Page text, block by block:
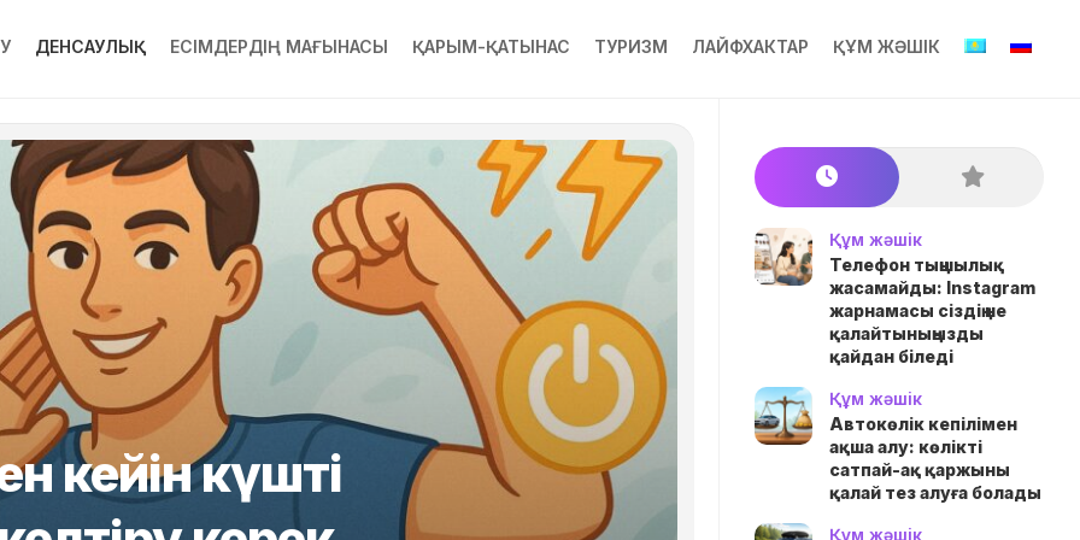
ДЕНСАУЛЫҚ ЕСІМДЕРДІҢ МАҒЫНАСЫ ҚАРЫМ-ҚАТЫНАС ТУРИЗМ ЛАЙФХАКТАР ҚҰМ ЖӘШІК
кейін күшті
Құм жәшік
Телефон тыңшылық
жасамайды: Instagram
жарнамасы сіздің не
қалайтыныңызды
қайдан біледі
Құм жәшік
Автокөлік кепілімен
ақша алу: көлікті
сатпай-ақ қаржыны
қалай тез алуға болады
Құм жәшік